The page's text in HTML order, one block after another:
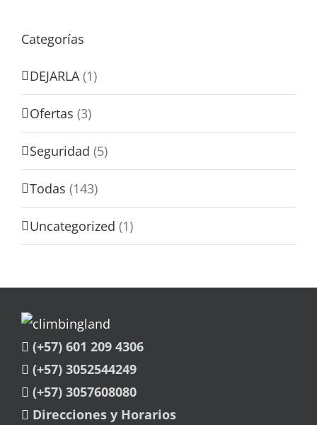
Categorías
DEJARLA (1)
Ofertas (3)
Seguridad (5)
Todas (143)
Uncategorized (1)
(+57) 601 209 4306
(+57) 3052544249
(+57) 3057608080
Direcciones y Horarios